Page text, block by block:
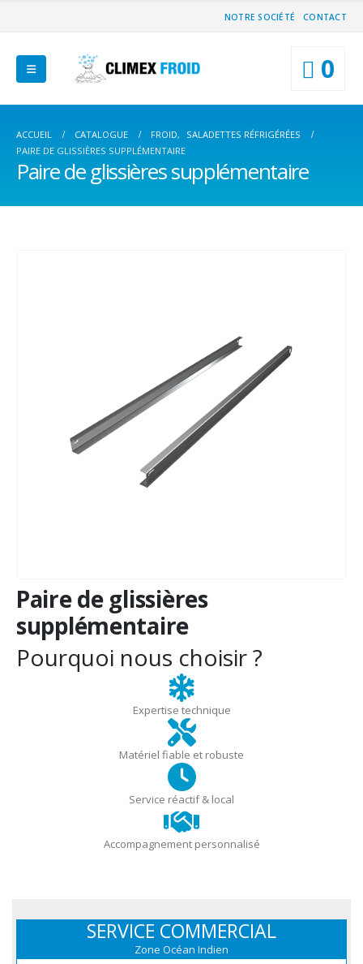
NOTRE SOCIÉTÉ CONTACT
0
ACCUEIL CATALOGUE FROID,
SALADETTES RÉFRIGÉRÉES
PAIRE DE GLISSIÈRES SUPPLÉMENTAIRE
Paire de glissières supplémentaire
Paire de glissières
supplémentaire
Pourquoi nous choisir ?
Expertise technique
Matériel fiable et robuste
Service réactif & local
Accompagnement personnalisé
SERVICE COMMERCIAL
Zone Océan Indien